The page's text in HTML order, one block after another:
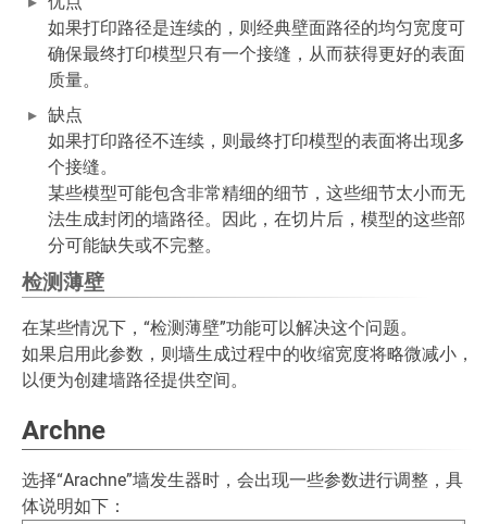
如果打印路径是连续的，则经典壁面路径的均匀宽度可
确保最终打印模型只有一个接缝，从而获得更好的表面
质量。
缺点
如果打印路径不连续，则最终打印模型的表面将出现多
个接缝。
某些模型可能包含非常精细的细节，这些细节太小而无
法生成封闭的墙路径。因此，在切片后，模型的这些部
分可能缺失或不完整。
检测薄壁
在某些情况下，“检测薄壁”功能可以解决这个问题。
如果启用此参数，则墙生成过程中的收缩宽度将略微减小，
以便为创建墙路径提供空间。
Archne
选择“Arachne”墙发生器时，会出现一些参数进行调整，具
体说明如下：